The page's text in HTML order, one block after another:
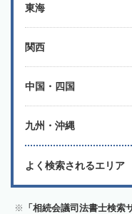
東海
関西
中国・四国
九州・沖縄
よく検索されるエリア
「相続会議司法書士検